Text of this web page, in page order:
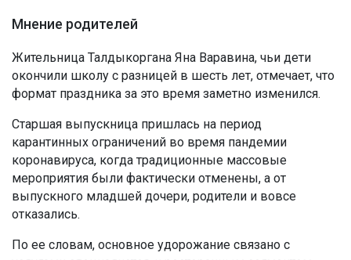
Мнение родителей
Жительница Талдыкоргана Яна Варавина, чьи дети
окончили школу с разницей в шесть лет, отмечает, что
формат праздника за это время заметно изменился.
Старшая выпускница пришлась на период
карантинных ограничений во время пандемии
коронавируса, когда традиционные массовые
мероприятия были фактически отменены, а от
выпускного младшей дочери, родители и вовсе
отказались.
По ее словам, основное удорожание связано с